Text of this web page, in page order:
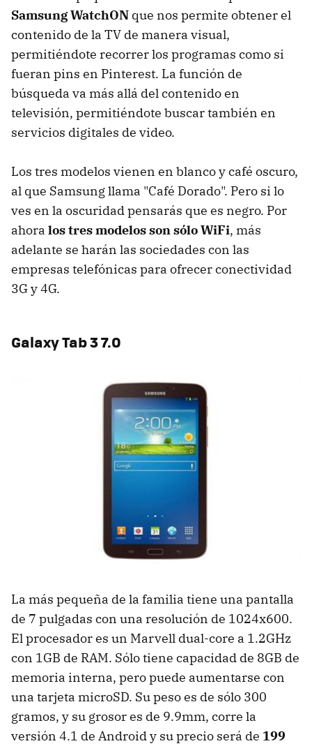
Samsung WatchON que nos permite obtener el
contenido de la TV de manera visual,
permitiéndote recorrer los programas como si
fueran pins en Pinterest. La función de
búsqueda va más allá del contenido en
televisión, permitiéndote buscar también en
servicios digitales de video.
Los tres modelos vienen en blanco y café oscuro,
al que Samsung llama "Café Dorado". Pero si lo
ves en la oscuridad pensarás que es negro. Por
ahora los tres modelos son sólo WiFi, más
adelante se harán las sociedades con las
empresas telefónicas para ofrecer conectividad
3G y 4G.
Galaxy Tab 3 7.0
La más pequeña de la familia tiene una pantalla
de 7 pulgadas con una resolución de 1024x600.
El procesador es un Marvell dual-core a 1.2GHz
con 1GB de RAM. Sólo tiene capacidad de 8GB de
memoria interna, pero puede aumentarse con
una tarjeta microSD. Su peso es de sólo 300
gramos, y su grosor es de 9.9mm, corre la
versión 4.1 de Android y su precio será de 199